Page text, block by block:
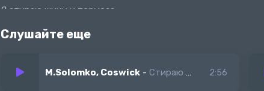
Я стираю шины и тормоза
Завожу машину не смотрю назад
Я стираю шины и тормоза
Слушайте еще
M.Solomko, Coswick - Стираю Из Памяти 2:56